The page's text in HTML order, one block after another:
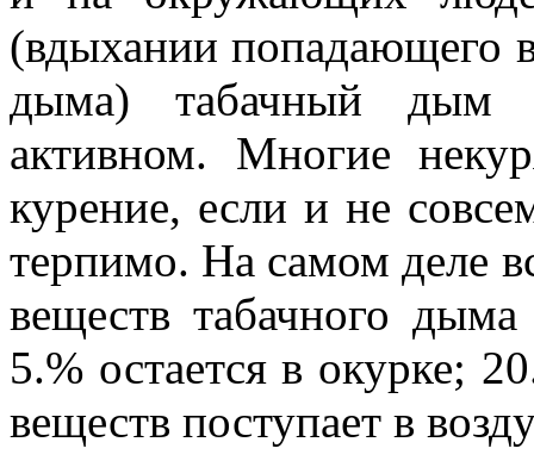
(вдыхании попадающего
дыма) табачный дым
активном. Многие
курение, если и не
терпимо. На самом деле
веществ табачного
5.% остается в окурке;
веществ по­ступает в